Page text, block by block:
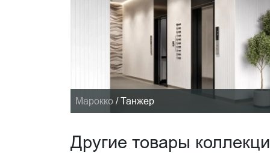
Марокко / Танжер
Другие товары